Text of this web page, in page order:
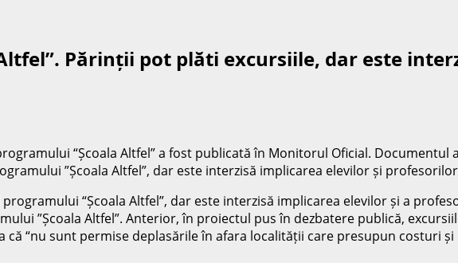
Părinții pot plăti excursiile, dar este
“Școala Altfel” a fost publicată în Monitorul Oficial.
”Școala Altfel”, dar este interzisă implicarea elevilor și
“Școala Altfel”, dar este interzisă implicarea elevilor și a
”Școala Altfel”. Anterior, în proiectul pus în dezbatere publică,
că “nu sunt permise deplasările în afara localității care presupun costuri